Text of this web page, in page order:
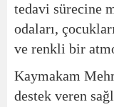
tedavi sürecine
odaları,
ve renkli bir
Kaymakam
destek veren